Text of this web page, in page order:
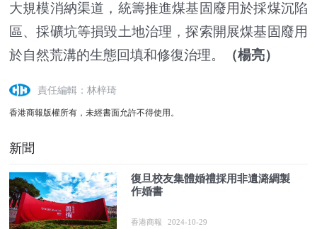
大規模消納渠道，統籌推進煤基固廢用於採煤沉陷
區、採礦坑等損毀土地治理，探索開展煤基固廢用
於自然荒溝的生態回填和修復治理。
（楊亮）
責任編輯：林梓琦
香港商報版權所有，未經書面允許不得使用。
新聞
復旦校友集體婚禮採用非遺潞綢製
作婚書
香港商報 2024-10-29